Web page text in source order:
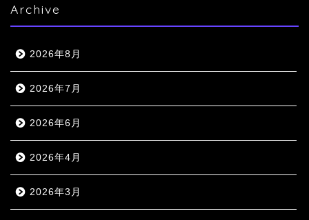
Archive
2026年8月
2026年7月
2026年6月
2026年4月
2026年3月